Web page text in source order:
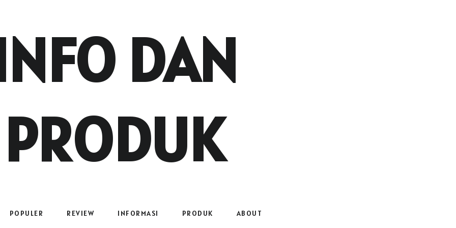
DAN
PRODUK
POPULER REVIEW INFORMASI PRODUK ABOUT